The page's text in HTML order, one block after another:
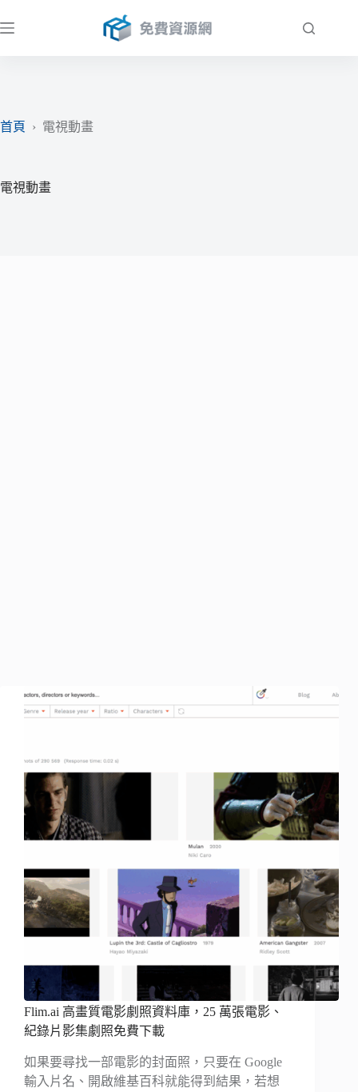
至
首頁
› 電視動畫
電視動畫
Flim.ai 高畫質電影劇照資料庫，25 萬張電影、
紀錄片影集劇照免費下載
如果要尋找一部電影的封面照，只要在 Google
輸入片名、開啟維基百科就能得到結果，若想